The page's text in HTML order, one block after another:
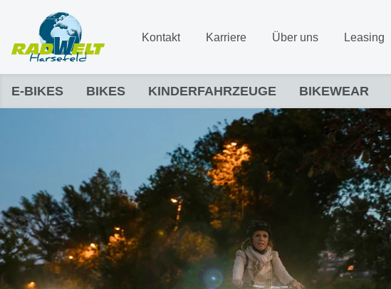
Kontakt Karriere Über uns Leasing
E-BIKES BIKES KINDERFAHRZEUGE BIKEWEAR